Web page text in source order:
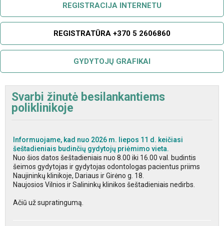
REGISTRACIJA INTERNETU
REGISTRATŪRA +370 5 2606860
GYDYTOJŲ GRAFIKAI
Svarbi žinutė besilankantiems
poliklinikoje
Informuojame, kad nuo 2026 m. liepos 11 d. keičiasi
šeštadieniais budinčių gydytojų priėmimo vieta.
Nuo šios datos šeštadieniais nuo 8.00 iki 16.00 val. budintis
šeimos gydytojas ir gydytojas odontologas pacientus priims
Naujininkų klinikoje, Dariaus ir Girėno g. 18.
Naujosios Vilnios ir Salininkų klinikos šeštadieniais nedirbs.
Ačiū už supratingumą.